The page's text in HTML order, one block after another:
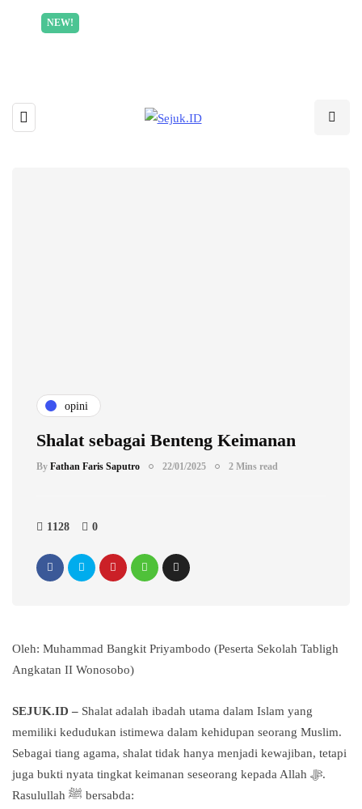
NEW!
opini
Shalat sebagai Benteng Keimanan
By Fathan Faris Saputro 22/01/2025 2 Mins read
1128 0
Oleh: Muhammad Bangkit Priyambodo (Peserta Sekolah Tabligh
Angkatan II Wonosobo)
SEJUK.ID – Shalat adalah ibadah utama dalam Islam yang
memiliki kedudukan istimewa dalam kehidupan seorang Muslim.
Sebagai tiang agama, shalat tidak hanya menjadi kewajiban, tetapi
juga bukti nyata tingkat keimanan seseorang kepada Allah ﷻ.
Rasulullah ﷺ bersabda: